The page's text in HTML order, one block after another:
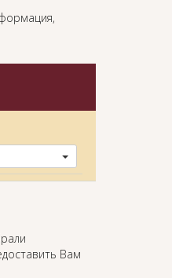
Вам